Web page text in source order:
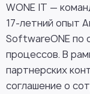
WONE IT —
17-летний опыт
SoftwareONE по
процессов. В
партнерских
соглашение о